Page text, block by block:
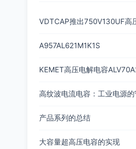
VDTCAP推出750V130UF高
A957AL621M1K1S
KEMET高压电解电容
高纹波电流电容：工业电源
产品系列的总结
大容量超高压电容的实现